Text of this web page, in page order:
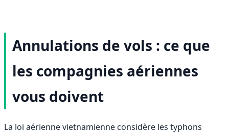
Annulations de vols : ce que
les compagnies aériennes
vous doivent
La loi aérienne vietnamienne considère les typhons